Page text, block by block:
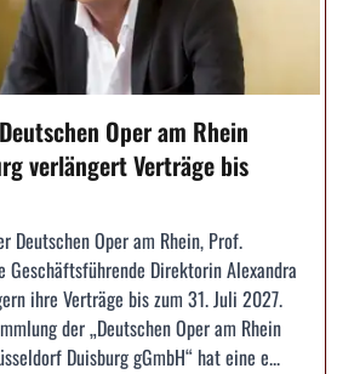
Oper am Rhein
verlängert Verträge bis
Deutschen Oper am Rhein, Prof.
Geschäftsführende Direktorin Alexandra
ihre Verträge bis zum 31. Juli 2027.
der „Deutschen Oper am Rhein
Duisburg gGmbH“ hat eine e...